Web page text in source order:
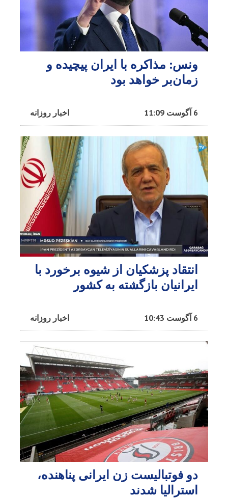
ونس: مذاکره با ایران پیچیده و
زمان‌بر خواهد بود
اخبار روزانه 6 آگوست 11:09
انتقاد پزشکیان از شیوه برخورد با
ایرانیان بازگشته به کشور
اخبار روزانه 6 آگوست 10:43
دو فوتبالیست زن ایرانی پناهنده،
استرالیا شدند